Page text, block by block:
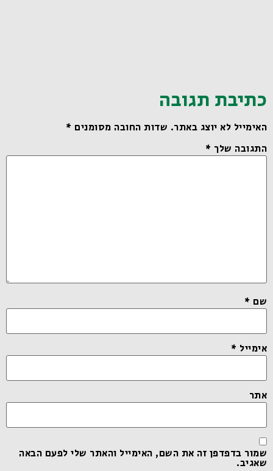
כתיבת תגובה
האימייל לא יוצג באתר. שדות החובה מסומנים *
התגובה שלך *
שם *
אימייל *
אתר
שמור בדפדפן זה את השם, האימייל והאתר שלי לפעם הבאה
שאגיב.